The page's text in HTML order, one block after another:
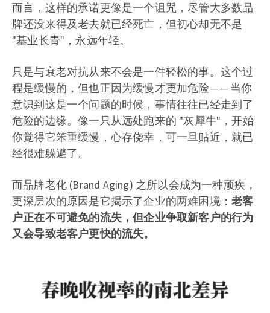
而言，这样的承诺更像是一个诅咒，尽管大多数品
牌还没来得及老去就已经死亡，但初心却无不是
"基业长青"，永远年轻。
只是与衰老对抗从来不会是一件轻松的事。这个过
程是缓慢的，但也正因为缓慢才更加危险—— 当你
意识到这是一个问题的时候，事情往往已经走到了
危险的边缘。像一只从远处跑来的 "灰犀牛"，开始
你觉得它笨重缓慢，心存侥幸，可一旦贴近，就已
经很难躲避了。
而品牌老化 (Brand Aging) 之所以会成为一种顽疾，
更深层次的原因是它揭示了企业的两难困境：老客
户正在不可避免的流失，但企业争取新客户的行为
又会导致老客户更快的流失。